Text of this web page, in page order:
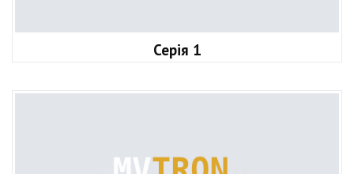
Серія 1